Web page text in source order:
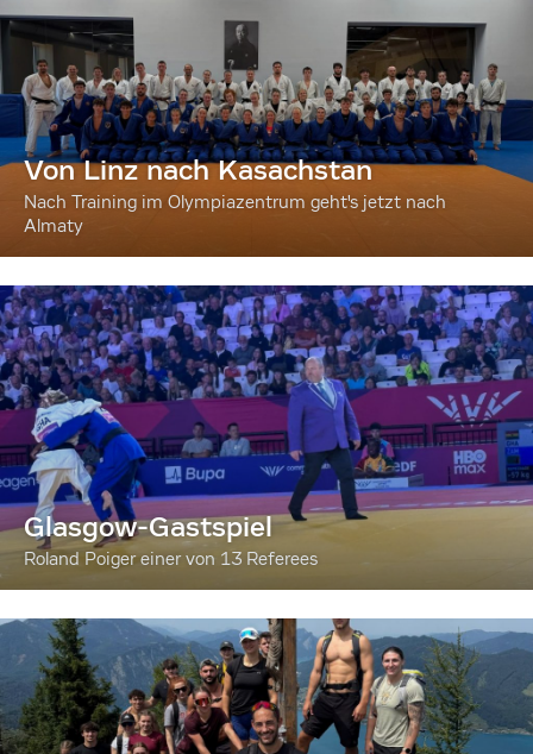
Von Linz nach Kasachstan
Nach Training im Olympiazentrum geht's jetzt nach
Almaty
Glasgow-Gastspiel
Roland Poiger einer von 13 Referees